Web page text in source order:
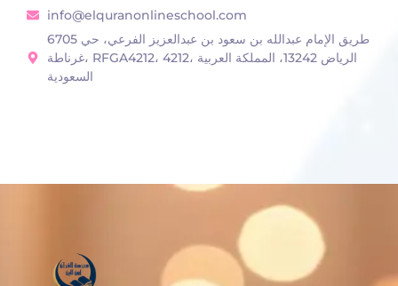
info@elquranonlineschool.com
6705 طريق الإمام عبدالله بن سعود بن عبدالعزيز الفرعي، حي
غرناطة، RFGA4212، 4212، الرياض 13242، المملكة العربية
السعودية